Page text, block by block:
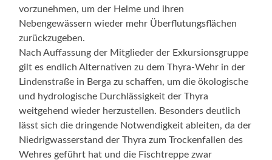
vorzunehmen, um der Helme und ihren
Nebengewässern wieder mehr Überflutungsflächen
zurückzugeben.
Nach Auffassung der Mitglieder der Exkursionsgruppe
gilt es endlich Alternativen zu dem Thyra-Wehr in der
Lindenstraße in Berga zu schaffen, um die ökologische
und hydrologische Durchlässigkeit der Thyra
weitgehend wieder herzustellen. Besonders deutlich
lässt sich die dringende Notwendigkeit ableiten, da der
Niedrigwasserstand der Thyra zum Trockenfallen des
Wehres geführt hat und die Fischtreppe zwar